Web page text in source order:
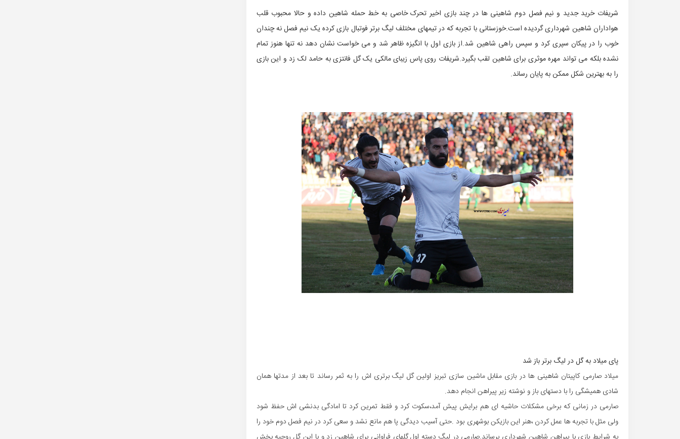
شریفات خرید جدید و نیم فصل دوم شاهینی ها در چند بازی اخیر تحرک خاصی به خط حمله شاهین داده و حالا محبوب قلب
هواداران شاهین شهرداری گردیده است.خوزستانی با تجربه که در تیمهای مختلف لیگ برتر فوتبال بازی کرده یک نیم فصل نه چندان
خوب را در پیکان سپری کرد و سپس راهی شاهین شد.از بازی اول با انگیزه ظاهر شد و می خواست نشان دهد نه تنها هنوز تمام
نشده بلکه می تواند مهره موثری برای شاهین لقب بگیرد.شریفات روی پاس زیبای مالکی یک گل فانتزی به حامد لک زد و این بازی
را به بهترین شکل ممکن به پایان رساند.
پای میلاد به گل در لیگ برتر باز شد
میلاد صارمی کاپیتان شاهینی ها در بازی مقابل ماشین سازی تبریز اولین گل لیگ برتری اش را به ثمر رساند تا بعد از مدتها همان
شادی همیشگی را با دستهای باز و نوشته زیر پیراهن انجام دهد.
صارمی در زمانی که برخی مشکلات حاشیه ای هم برایش پیش آمد،سکوت کرد و فقط تمرین کرد تا امادگی بدنشی اش حفظ شود
ولی مثل با تجربه ها عمل کردن ،هنر این بازیکن بوشهری بود .حتی آسیب دیدگی پا هم مانع نشد و سعی کرد در نیم فصل دوم خود را